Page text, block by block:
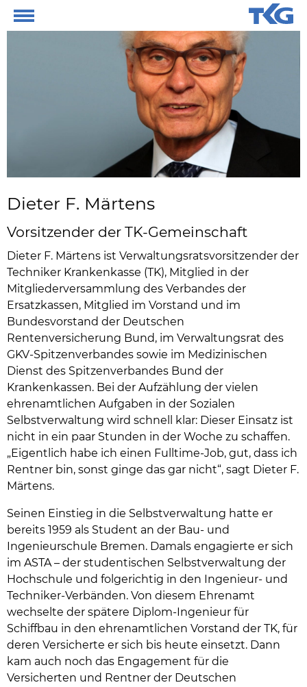
Dieter F. Märtens
Vorsitzender der TK-Gemeinschaft
Dieter F. Märtens ist Verwaltungsratsvorsitzender der
Techniker Krankenkasse (TK), Mitglied in der
Mitgliederversammlung des Verbandes der
Ersatzkassen, Mitglied im Vorstand und im
Bundesvorstand der Deutschen
Rentenversicherung Bund, im Verwaltungsrat des
GKV-Spitzenverbandes sowie im Medizinischen
Dienst des Spitzenverbandes Bund der
Krankenkassen. Bei der Aufzählung der vielen
ehrenamtlichen Aufgaben in der Sozialen
Selbstverwaltung wird schnell klar: Dieser Einsatz ist
nicht in ein paar Stunden in der Woche zu schaffen.
„Eigentlich habe ich einen Fulltime-Job, gut, dass ich
Rentner bin, sonst ginge das gar nicht“, sagt Dieter F.
Märtens.
Seinen Einstieg in die Selbstverwaltung hatte er
bereits 1959 als Student an der Bau- und
Ingenieurschule Bremen. Damals engagierte er sich
im ASTA – der studentischen Selbstverwaltung der
Hochschule und folgerichtig in den Ingenieur- und
Techniker-Verbänden. Von diesem Ehrenamt
wechselte der spätere Diplom-Ingenieur für
Schiffbau in den ehrenamtlichen Vorstand der TK, für
deren Versicherte er sich bis heute einsetzt. Dann
kam auch noch das Engagement für die
Versicherten und Rentner der Deutschen